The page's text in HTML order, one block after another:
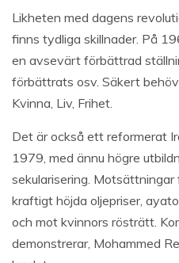
Likheten med dagens
finns tydliga skillnader. På
en avsevärt förbättrad
förbättrats osv. Säkert
Kvinna, Liv, Frihet.
Det är också ett reformerat
1979, med ännu högre
sekularisering.
kraftigt höjda oljepriser,
och mot kvinnors rösträtt.
demonstrerar, Mohammed